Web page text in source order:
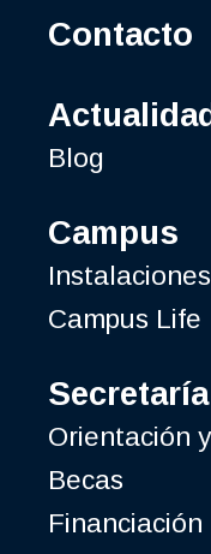
Contacto
Blog
Campus
Instalaciones
Campus Life
Secretaría
Orientación
Becas
Financiación